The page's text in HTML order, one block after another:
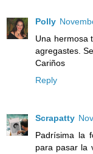
Polly
Una hermosa
agregastes.
Cariños
Reply
Scrapatty
Padrísima la
para pasar la